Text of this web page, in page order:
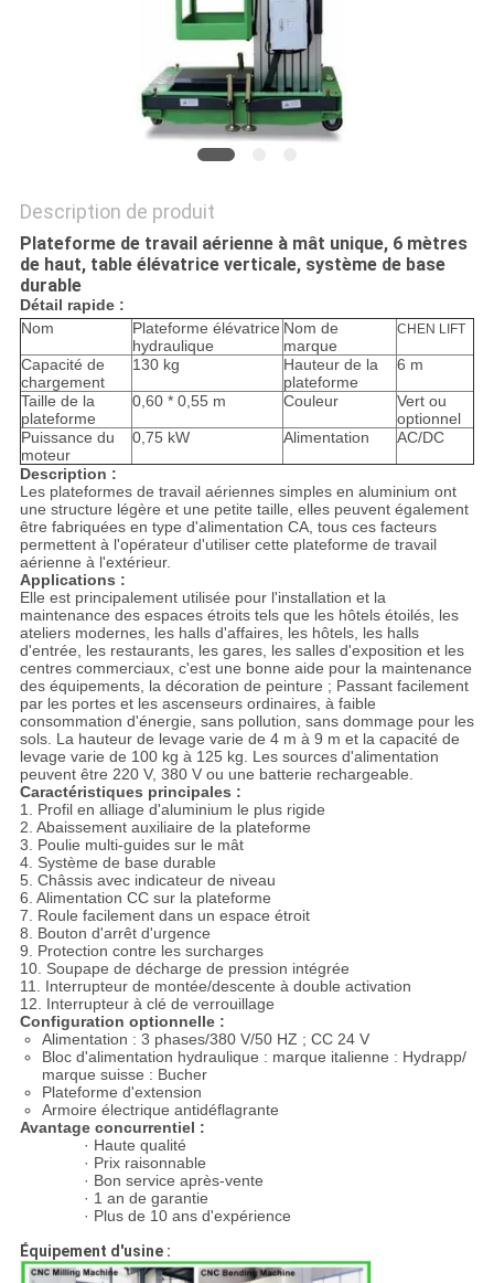
POLITIQUE
CONFIDENTIALITÉ
Description de produit
Plateforme de travail aérienne à mât unique, 6 mètres
de haut, table élévatrice verticale, système de base
durable
Détail rapide :
Nom
Plateforme élévatrice
hydraulique
Nom de
marque
CHEN LIFT
Capacité de
chargement
130 kg
Hauteur de la
plateforme
6 m
Taille de la
plateforme
0,60 * 0,55 m Couleur
Vert ou
optionnel
Puissance du
moteur
0,75 kW Alimentation AC/DC
Description :
Les plateformes de travail aériennes simples en aluminium ont
une structure légère et une petite taille, elles peuvent également
être fabriquées en type d'alimentation CA, tous ces facteurs
permettent à l'opérateur d'utiliser cette plateforme de travail
aérienne à l'extérieur.
Applications :
Elle est principalement utilisée pour l'installation et la
maintenance des espaces étroits tels que les hôtels étoilés, les
ateliers modernes, les halls d'affaires, les hôtels, les halls
d'entrée, les restaurants, les gares, les salles d'exposition et les
centres commerciaux, c'est une bonne aide pour la maintenance
des équipements, la décoration de peinture ; Passant facilement
par les portes et les ascenseurs ordinaires, à faible
consommation d'énergie, sans pollution, sans dommage pour les
sols. La hauteur de levage varie de 4 m à 9 m et la capacité de
levage varie de 100 kg à 125 kg. Les sources d'alimentation
peuvent être 220 V, 380 V ou une batterie rechargeable.
Caractéristiques principales :
1. Profil en alliage d'aluminium le plus rigide
2. Abaissement auxiliaire de la plateforme
3. Poulie multi-guides sur le mât
4. Système de base durable
5. Châssis avec indicateur de niveau
6. Alimentation CC sur la plateforme
7. Roule facilement dans un espace étroit
8. Bouton d'arrêt d'urgence
9. Protection contre les surcharges
10. Soupape de décharge de pression intégrée
11. Interrupteur de montée/descente à double activation
12. Interrupteur à clé de verrouillage
Configuration optionnelle :
Alimentation : 3 phases/380 V/50 HZ ; CC 24 V
Bloc d'alimentation hydraulique : marque italienne : Hydrapp/
marque suisse : Bucher
Plateforme d'extension
Armoire électrique antidéflagrante
Avantage concurrentiel :
· Haute qualité
· Prix raisonnable
· Bon service après-vente
· 1 an de garantie
· Plus de 10 ans d'expérience
Équipement d'usine :